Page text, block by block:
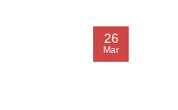
26
Mar